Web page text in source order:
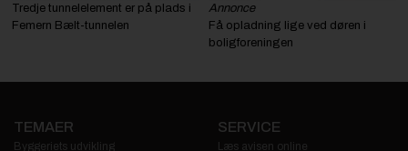
Tredje tunnelelement er på plads i
Femern Bælt-tunnelen
Annonce
Få opladning lige ved døren i
boligforeningen
TEMAER
Byggeriets udvikling
SERVICE
Læs avisen online